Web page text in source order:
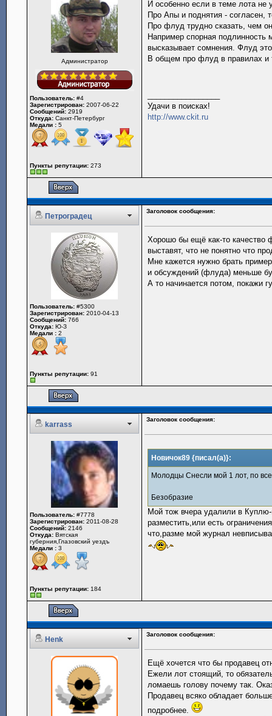
Администратор
Пользователь: #4
Зарегистрирован: 2007-06-22
Сообщений: 2919
Откуда: Санкт-Петербург
Медали : 5
Пункты репутации: 273
И особенно если в теме лота не
Про Апы и поднятия - согласен,
Про флуд трудно сказать, чем
Например спорная подлинность
высказывает сомнения. Флуд
В общем про флуд в правилах и
Удачи в поисках!
http://www.ckit.ru
Петроградец
Заголовок сообщения:
Пользователь: #5300
Зарегистрирован: 2010-04-13
Сообщений: 766
Откуда: Ю-З
Медали : 2
Пункты репутации: 91
Хорошо бы ещё как-то качество
выставят, что не понятно что
Мне кажется нужно брать
и обсуждений (флуда) меньше
А то начинается потом, покажи
karrass
Заголовок сообщения:
Пользователь: #7778
Зарегистрирован: 2011-08-28
Сообщений: 2146
Откуда: Вятская
губерния,Глазовский уездъ
Медали : 3
Пункты репутации: 184
Новичок89 {писал(а)}:
Молодцы Снесли мой 1 лот, по
Безобразие
Мой тож вчера удалили в
разместить,или есть
что,разме мой журнал
Henk
Заголовок сообщения:
Ещё хочется что бы продавец
Ежели лот стоящий, то
ломаешь голову почему так.
Продавец всяко обладает
подробнее.